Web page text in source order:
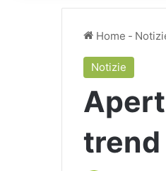
Home -
Notizie